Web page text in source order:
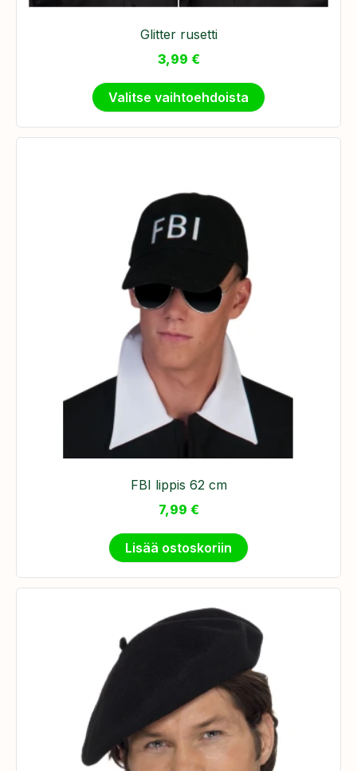
Glitter rusetti
3,99 €
Valitse vaihtoehdoista
FBI lippis 62 cm
7,99 €
Lisää ostoskoriin